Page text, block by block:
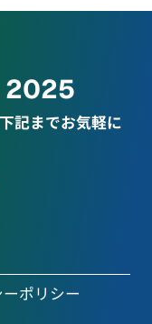
2025
記までお気軽に
ポリシー